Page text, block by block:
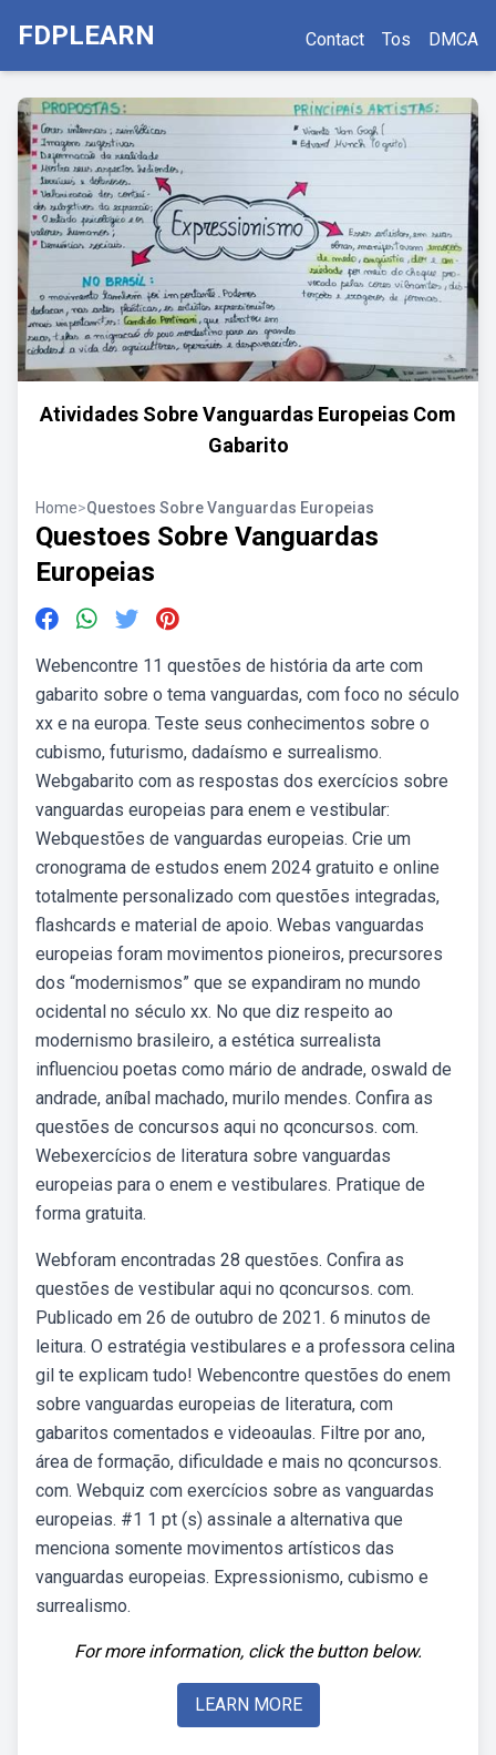
FDPLEARN Contact Tos DMCA
Atividades Sobre Vanguardas Europeias Com
Gabarito
Home>Questoes Sobre Vanguardas Europeias
Questoes Sobre Vanguardas
Europeias
Webencontre 11 questões de história da arte com
gabarito sobre o tema vanguardas, com foco no século
xx e na europa. Teste seus conhecimentos sobre o
cubismo, futurismo, dadaísmo e surrealismo.
Webgabarito com as respostas dos exercícios sobre
vanguardas europeias para enem e vestibular:
Webquestões de vanguardas europeias. Crie um
cronograma de estudos enem 2024 gratuito e online
totalmente personalizado com questões integradas,
flashcards e material de apoio. Webas vanguardas
europeias foram movimentos pioneiros, precursores
dos “modernismos” que se expandiram no mundo
ocidental no século xx. No que diz respeito ao
modernismo brasileiro, a estética surrealista
influenciou poetas como mário de andrade, oswald de
andrade, aníbal machado, murilo mendes. Confira as
questões de concursos aqui no qconcursos. com.
Webexercícios de literatura sobre vanguardas
europeias para o enem e vestibulares. Pratique de
forma gratuita.
Webforam encontradas 28 questões. Confira as
questões de vestibular aqui no qconcursos. com.
Publicado em 26 de outubro de 2021. 6 minutos de
leitura. O estratégia vestibulares e a professora celina
gil te explicam tudo! Webencontre questões do enem
sobre vanguardas europeias de literatura, com
gabaritos comentados e videoaulas. Filtre por ano,
área de formação, dificuldade e mais no qconcursos.
com. Webquiz com exercícios sobre as vanguardas
europeias. #1 1 pt (s) assinale a alternativa que
menciona somente movimentos artísticos das
vanguardas europeias. Expressionismo, cubismo e
surrealismo.
For more information, click the button below.
LEARN MORE